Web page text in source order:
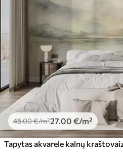
45.00€/m²27 .00 €/m²
Tapytas akvarele kalnų